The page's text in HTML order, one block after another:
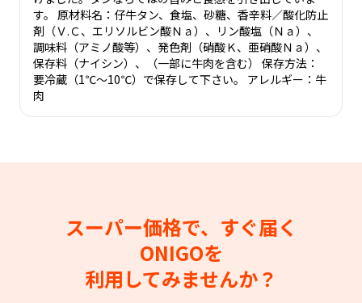
す。 原材料名：仔牛タン、食塩、砂糖、香辛料／酸化防止
剤（Ｖ.Ｃ、エリソルビン酸Ｎａ）、リン酸塩（Ｎａ）、
調味料（アミノ酸等）、発色剤（硝酸Ｋ、亜硝酸Ｎａ）、
保存料（ナイシン）、（一部に牛肉を含む） 保存方法：
要冷蔵（1℃～10℃）で保存して下さい。 アレルギー：牛
肉
スーパー価格で、すぐ届く
ONIGOを
利用してみませんか？